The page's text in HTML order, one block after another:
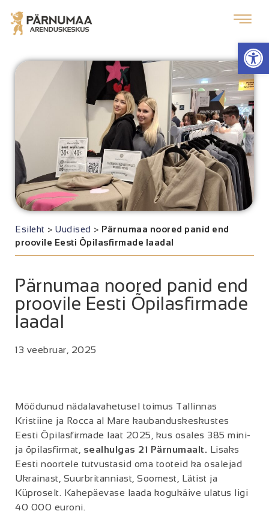
Esileht > Uudised > Pärnumaa noored panid end
proovile Eesti Õpilasfirmade laadal
Pärnumaa noored panid end
proovile Eesti Õpilasfirmade
laadal
13 veebruar, 2025
Möödunud nädalavahetusel toimus Tallinnas
Kristiine ja Rocca al Mare kaubanduskeskustes
Eesti Õpilasfirmade laat 2025, kus osales 385 mini-
ja õpilasfirmat, sealhulgas 21 Pärnumaalt. Lisaks
Eesti noortele tutvustasid oma tooteid ka osalejad
Ukrainast, Suurbritanniast, Soomest, Lätist ja
Küproselt. Kahepäevase laada kogukäive ulatus ligi
40 000 euroni.